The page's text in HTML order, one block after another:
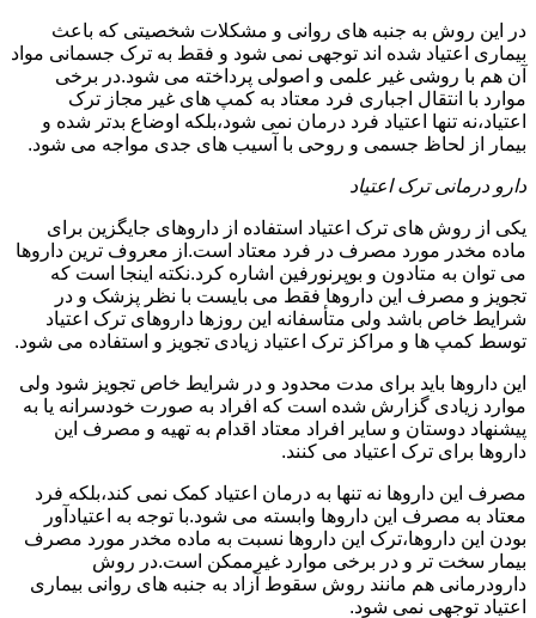
در این روش به جنبه های روانی و مشکلات شخصیتی که باعث
بیماری اعتیاد شده اند توجهی نمی شود و فقط به ترک جسمانی مواد
آن هم با روشی غیر علمی و اصولی پرداخته می شود.در برخی
موارد با انتقال اجباری فرد معتاد به کمپ های غیر مجاز ترک
اعتیاد،نه تنها اعتیاد فرد درمان نمی شود،بلکه اوضاع بدتر شده و
بیمار از لحاظ جسمی و روحی با آسیب های جدی مواجه می شود.
دارو درمانی ترک اعتیاد
یکی از روش های ترک اعتیاد استفاده از داروهای جایگزین برای
ماده مخدر مورد مصرف در فرد معتاد است.از معروف ترین داروها
می توان به متادون و بوپرنورفین اشاره کرد.نکته اینجا است که
تجویز و مصرف این داروها فقط می بایست با نظر پزشک و در
شرایط خاص باشد ولی متأسفانه این روزها داروهای ترک اعتیاد
توسط کمپ ها و مراکز ترک اعتیاد زیادی تجویز و استفاده می شود.
این داروها باید برای مدت محدود و در شرایط خاص تجویز شود ولی
موارد زیادی گزارش شده است که افراد به صورت خودسرانه یا به
پیشنهاد دوستان و سایر افراد معتاد اقدام به تهیه و مصرف این
داروها برای ترک اعتیاد می کنند.
مصرف این داروها نه تنها به درمان اعتیاد کمک نمی کند،بلکه فرد
معتاد به مصرف این داروها وابسته می شود.با توجه به اعتیادآور
بودن این داروها،ترک این داروها نسبت به ماده مخدر مورد مصرف
بیمار سخت تر و در برخی موارد غیرممکن است.در روش
دارودرمانی هم مانند روش سقوط آزاد به جنبه های روانی بیماری
اعتیاد توجهی نمی شود.